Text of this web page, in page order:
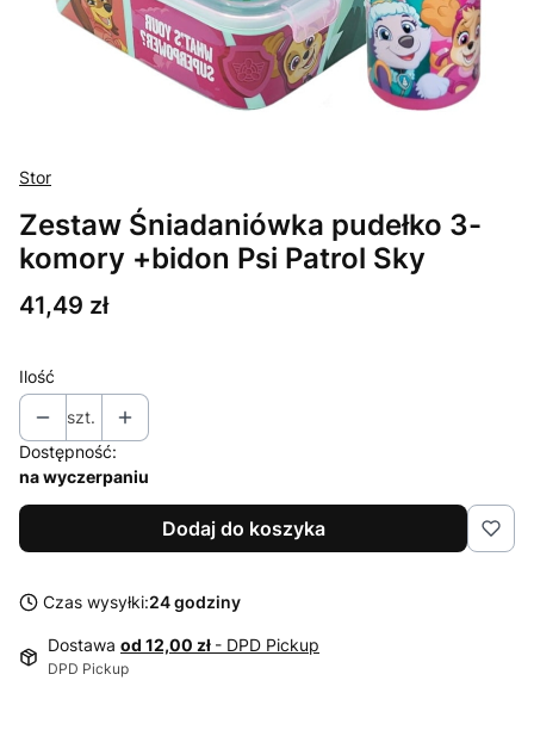
Stor
Zestaw Śniadaniówka pudełko 3-
komory +bidon Psi Patrol Sky
Cena
41,49 zł
Ilość
szt.
Dostępność:
na wyczerpaniu
Dodaj do koszyka
Czas wysyłki:24 godziny
Dostawa od 12,00 zł - DPD Pickup
DPD Pickup